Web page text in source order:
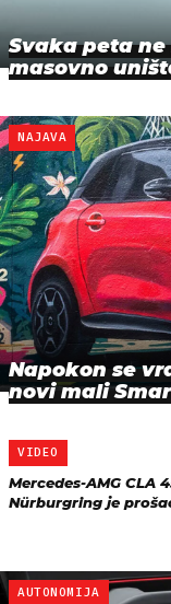
Svaka peta
masovno
NAJAVA
Napokon se
novi mali
VIDEO
Mercedes-AMG CLA
Nürburgring je
AUTONOMIJA